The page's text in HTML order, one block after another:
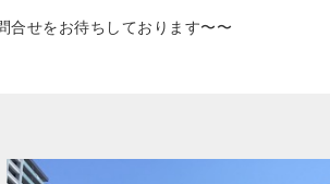
合せをお待ちしております〜〜